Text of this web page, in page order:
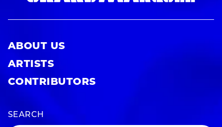
ABOUT US
ARTISTS
CONTRIBUTORS
SEARCH